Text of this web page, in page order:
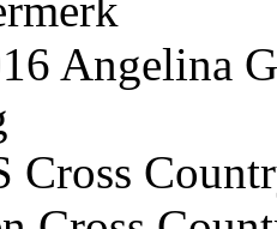
Angelina